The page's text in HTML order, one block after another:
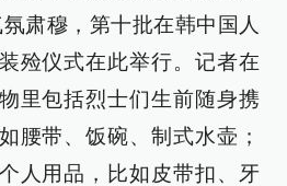
肃穆，第十批在韩中国人
殓仪式在此举行。记者在
里包括烈士们生前随身携
腰带、饭碗、制式水壶；
人用品，比如皮带扣、牙